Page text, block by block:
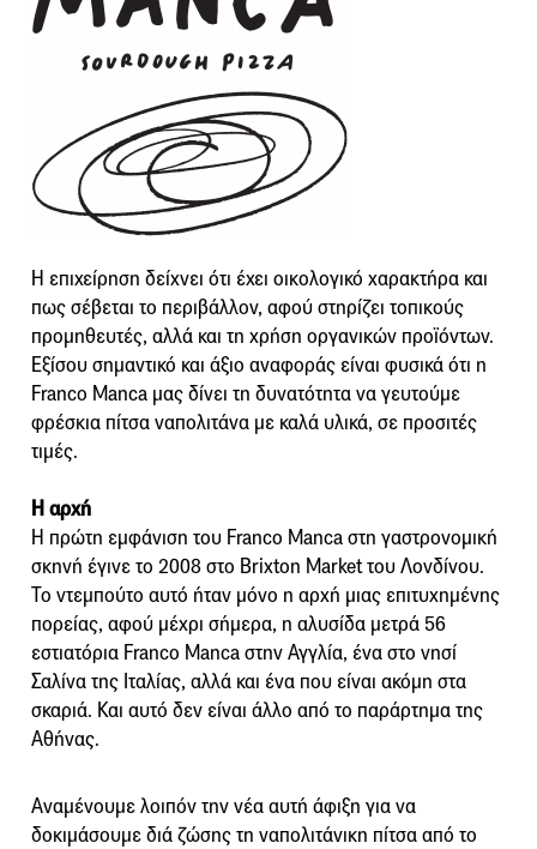
Η επιχείρηση δείχνει ότι έχει οικολογικό χαρακτήρα και
πως σέβεται το περιβάλλον, αφού στηρίζει τοπικούς
προμηθευτές, αλλά και τη χρήση οργανικών προϊόντων.
Εξίσου σημαντικό και άξιο αναφοράς είναι φυσικά ότι η
Franco Manca μας δίνει τη δυνατότητα να γευτούμε
φρέσκια πίτσα ναπολιτάνα με καλά υλικά, σε προσιτές
τιμές.
Η αρχή
Η πρώτη εμφάνιση του Franco Manca στη γαστρονομική
σκηνή έγινε το 2008 στο Brixton Market του Λονδίνου.
Το ντεμπούτο αυτό ήταν μόνο η αρχή μιας επιτυχημένης
πορείας, αφού μέχρι σήμερα, η αλυσίδα μετρά 56
εστιατόρια Franco Manca στην Αγγλία, ένα στο νησί
Σαλίνα της Ιταλίας, αλλά και ένα που είναι ακόμη στα
σκαριά. Και αυτό δεν είναι άλλο από το παράρτημα της
Αθήνας.
Αναμένουμε λοιπόν την νέα αυτή άφιξη για να
δοκιμάσουμε διά ζώσης τη ναπολιτάνικη πίτσα από το